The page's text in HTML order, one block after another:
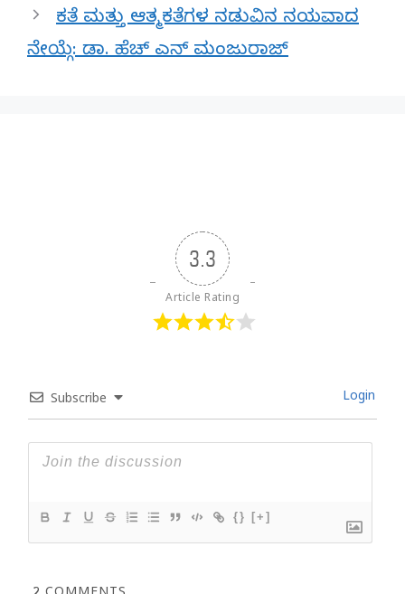
ಕತೆ ಮತ್ತು ಆತ್ಮಕತೆಗಳ ನಡುವಿನ ನಯವಾದ
ನೇಯ್ಗೆ: ಡಾ. ಹೆಚ್ ಎನ್ ಮಂಜುರಾಜ್
3.3
Article Rating
Subscribe Login
{} [+]